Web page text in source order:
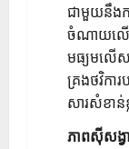
ជាមួយនឹង
ចំណាយលើ
មធ្យមលើស
គ្រងថវិកា
សារសំខា
ភាពស៊ីសង្វា